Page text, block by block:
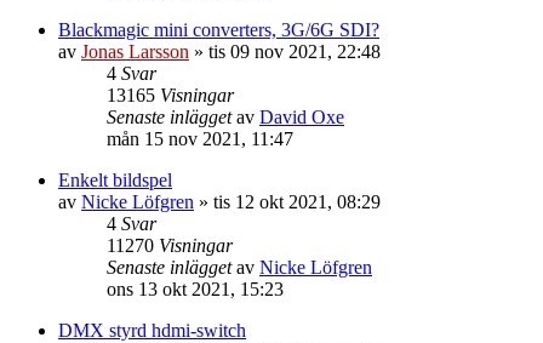
Blackmagic mini converters, 3G/6G SDI?
av Jonas Larsson » tis 09 nov 2021, 22:48
4 Svar
13165 Visningar
Senaste inläggetav David Oxe
mån 15 nov 2021, 11:47
Enkelt bildspel
av Nicke Löfgren » tis 12 okt 2021, 08:29
4 Svar
11270 Visningar
Senaste inläggetav Nicke Löfgren
ons 13 okt 2021, 15:23
DMX styrd hdmi-switch